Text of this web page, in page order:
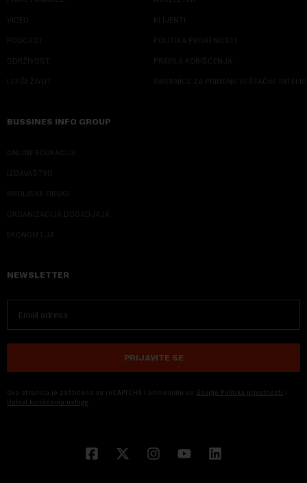
VIDEO
PODCAST
ODRŽIVOST
LEPŠI ŽIVOT
KLIJENTI
POLITIKA PRIVATNOSTI
PRAVILA KORIŠĆENJA
SMERNICE ZA PRIMENU VEŠTAČKE
BUSSINES INFO GROUP
ONLINE EDUKACIJE
IZDAVAŠTVO
MEDIJSKE OBUKE
ORGANIZACIJA DOGADJAJA
EKONOM I JA
NEWSLETTER
PRIJAVITE SE
Ova stranica je zaštićena sa reCAPTCHA i primenjuju se Google Politika privatnosti i
Uslovi korišćenja usluge